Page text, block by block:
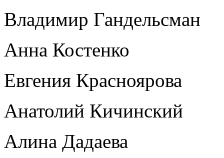
Владимир Гандельсман
Анна Костенко
Евгения Красноярова
Анатолий Кичинский
Алина Дадаева